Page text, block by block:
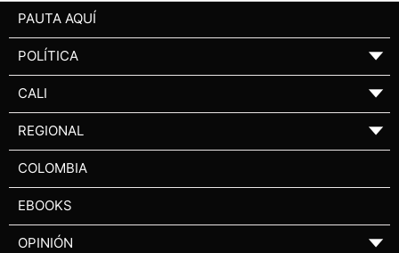
PAUTA AQUÍ
POLÍTICA ▼
CALI ▼
REGIONAL ▼
COLOMBIA
EBOOKS
OPINIÓN ▼